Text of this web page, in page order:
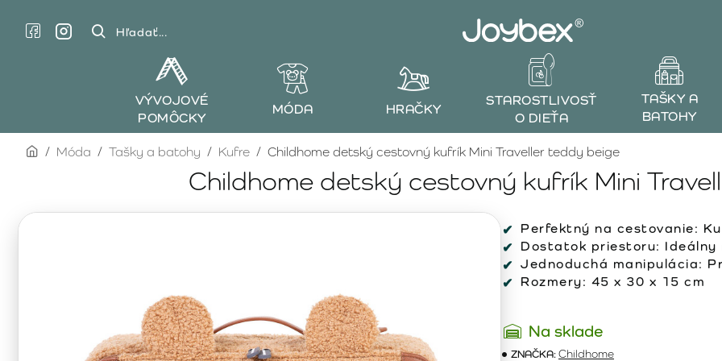
Hľadať...
VÝVOJOVÉ
POMÔCKY
MÓDA HRAČKY
STAROSTLIVOSŤ
O DIEŤA
TAŠKY A
BATOHY
Childhome detský cestovný kufrík Mini
homeMóda Tašky a batohy Kufre Childhome detský cestovný kufrík Mini Traveller teddy beige
Perfektný na cestovanie:
Dostatok priestoru: Ideálny
Jednoduchá manipulácia:
Rozmery: 45 x 30 x 15 cm
Na sklade
ZNAČKA:Childhome